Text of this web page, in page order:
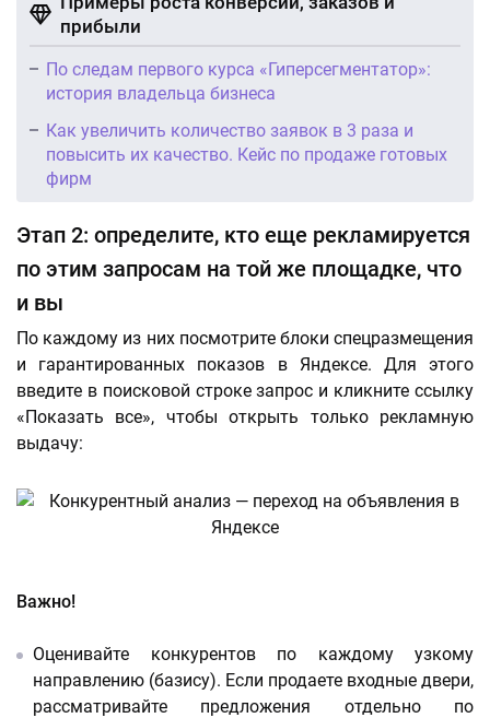
прибыли
По следам первого курса «Гиперсегментатор»:
история владельца бизнеса
Как увеличить количество заявок в 3 раза и
повысить их качество. Кейс по продаже готовых
фирм
Этап 2: определите, кто еще рекламируется
по этим запросам на той же площадке, что
и вы
По каждому из них посмотрите блоки спецразмещения
и гарантированных показов в Яндексе. Для этого
введите в поисковой строке запрос и кликните ссылку
«Показать все», чтобы открыть только рекламную
выдачу:
Важно!
Оценивайте конкурентов по каждому узкому
направлению (базису). Если продаете входные двери,
рассматривайте предложения отдельно по